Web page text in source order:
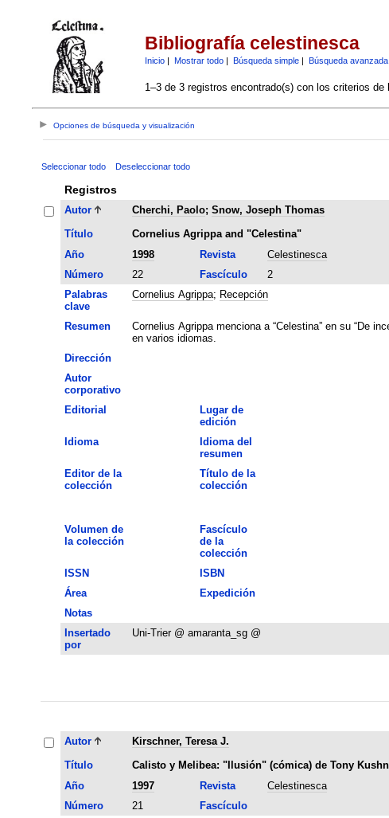
Bibliografía celestinesca
Inicio| Mostrar todo| Búsqueda simple| Búsqueda avanzada
1–3 de 3 registros encontrado(s) con los criterios de
Opciones de búsqueda y visualización
Seleccionar todo Deseleccionar todo
Registros
Autor Cherchi, Paolo; Snow, Joseph Thomas
Título
Cornelius Agrippa and "Celestina"
Año
1998 Revista Celestinesca
Número
22 Fascículo 2
Palabras
clave
Cornelius Agrippa; Recepción
Resumen
Cornelius Agrippa menciona a “Celestina” en su “De
en varios idiomas.
Dirección
Autor
corporativo
Editorial
Lugar de
edición
Idioma
Idioma del
resumen
Editor de la
colección
Título de la
colección
Volumen de
la colección
Fascículo
de la
colección
ISSN ISBN
Área
Expedición
Notas
Insertado
por
Uni-Trier @ amaranta_sg @
Autor
Kirschner, Teresa J.
Título
Calisto y Melibea: "Ilusión" (cómica) de Tony
Año
1997 Revista Celestinesca
Número
21 Fascículo